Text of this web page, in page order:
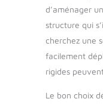
d’aménager
structure qui
cherchez une
facilement
rigides
Le bon choix